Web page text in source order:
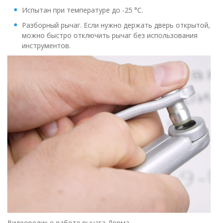
Испытан при температуре до -25 °C.
Разборный рычаг. Если нужно держать дверь открытой,
можно быстро отключить рычаг без использования
инструментов.